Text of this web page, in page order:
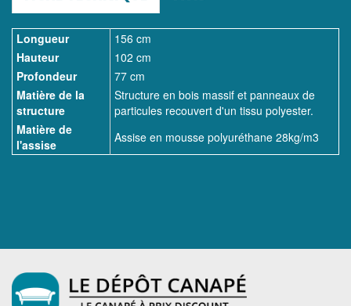
Longueur
156 cm
Hauteur
102 cm
Profondeur
77 cm
Matière de la
structure
Structure en bois massif et panneaux de
particules recouvert d'un tissu polyester.
Matière de
l'assise
Assise en mousse polyuréthane 28kg/m3